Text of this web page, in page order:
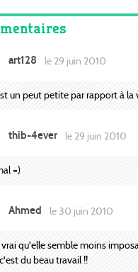
art128 le 29 juin 2010
un peut petite par rapport à la
thib-4ever le 29 juin 2010
=)
Ahmed le 30 juin 2010
qu'elle semble moins
du beau travail !!